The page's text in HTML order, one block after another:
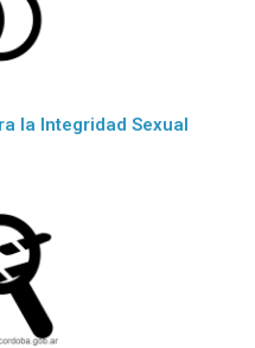
la Integridad Sexual